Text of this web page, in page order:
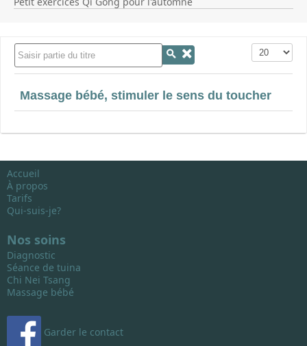
Affichage #
Massage bébé, stimuler le sens du toucher
Accueil
À propos
Tarifs
Qui-suis-je?
Nos soins
Diagnostic
Séance de tuina
Chi Nei Tsang
Massage bébé
Garder le contact